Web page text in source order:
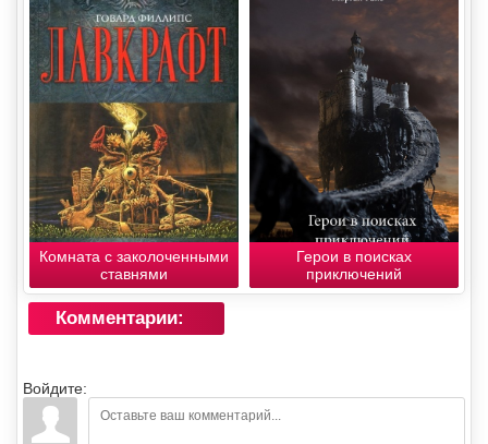
Комната с заколоченными
ставнями
Герои в поисках
приключений
Комментарии:
Войдите: